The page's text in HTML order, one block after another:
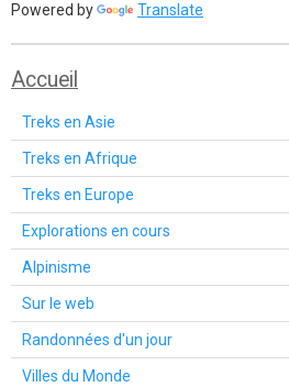
Powered by Translate
Accueil
Treks en Asie
Treks en Afrique
Treks en Europe
Explorations en cours
Alpinisme
Sur le web
Randonnées d'un jour
Villes du Monde